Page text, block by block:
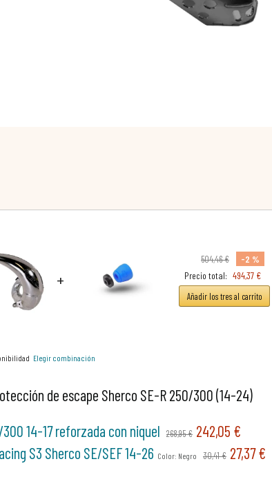
+
504,46 €
-2 %
Precio total: 494,37 €
Añadir los tres al carrito
Elegir combinación
de escape Sherco SE-R 250/300 (14-24)
14-17 reforzada con niquel
268,95 € 242,05 €
S3 Sherco SE/SEF 14-26 Color: Negro 30,41 € 27,37 €